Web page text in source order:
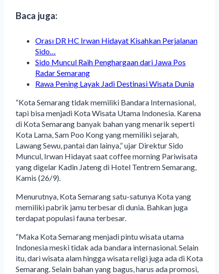
Baca juga:
Orası DR HC Irwan Hidayat Kisahkan Perjalanan
Sido…
Sido Muncul Raih Penghargaan dari Jawa Pos
Radar Semarang
Rawa Pening Layak Jadi Destinasi Wisata Dunia
“Kota Semarang tidak memiliki Bandara Internasional,
tapi bisa menjadi Kota Wisata Utama Indonesia. Karena
di Kota Semarang banyak bahan yang menarik seperti
Kota Lama, Sam Poo Kong yang memiliki sejarah,
Lawang Sewu, pantai dan lainya,” ujar Direktur Sido
Muncul, Irwan Hidayat saat coffee morning Pariwisata
yang digelar Kadin Jateng di Hotel Tentrem Semarang,
Kamis (26/9).
Menurutnya, Kota Semarang satu-satunya Kota yang
memiliki pabrik jamu terbesar di dunia. Bahkan juga
terdapat populasi fauna terbesar.
“Maka Kota Semarang menjadi pintu wisata utama
Indonesia meski tidak ada bandara internasional. Selain
itu, dari wisata alam hingga wisata religi juga ada di Kota
Semarang. Selain bahan yang bagus, harus ada promosi,